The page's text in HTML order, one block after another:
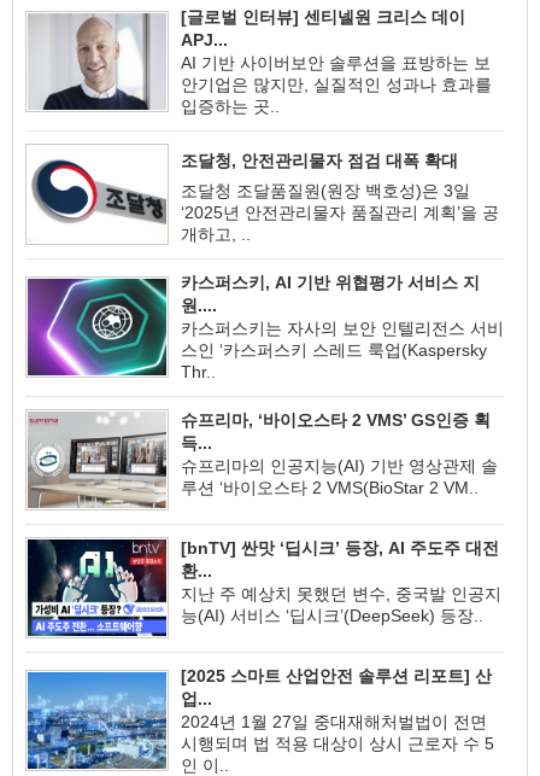
[글로벌 인터뷰] 센티넬원 크리스 데이
APJ...
AI 기반 사이버보안 솔루션을 표방하는 보
안기업은 많지만, 실질적인 성과나 효과를
입증하는 곳..
조달청, 안전관리물자 점검 대폭 확대
조달청 조달품질원(원장 백호성)은 3일
‘2025년 안전관리물자 품질관리 계획’을 공
개하고, ..
카스퍼스키, AI 기반 위협평가 서비스 지
원....
카스퍼스키는 자사의 보안 인텔리전스 서비
스인 ‘카스퍼스키 스레드 룩업(Kaspersky
Thr..
슈프리마, ‘바이오스타 2 VMS’ GS인증 획
득...
슈프리마의 인공지능(AI) 기반 영상관제 솔
루션 ‘바이오스타 2 VMS(BioStar 2 VM..
[bnTV] 싼맛 ‘딥시크’ 등장, AI 주도주 대전
환...
지난 주 예상치 못했던 변수, 중국발 인공지
능(AI) 서비스 ‘딥시크’(DeepSeek) 등장..
[2025 스마트 산업안전 솔루션 리포트] 산
업...
2024년 1월 27일 중대재해처벌법이 전면
시행되며 법 적용 대상이 상시 근로자 수 5
인 이..